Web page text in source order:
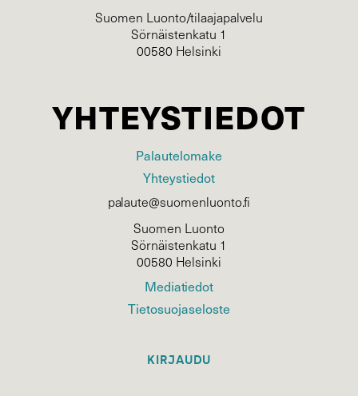
Suomen Luonto/tilaajapalvelu
Sörnäistenkatu 1
00580 Helsinki
YHTEYSTIEDOT
Palautelomake
Yhteystiedot
palaute@suomenluonto.fi
Suomen Luonto
Sörnäistenkatu 1
00580 Helsinki
Mediatiedot
Tietosuojaseloste
KIRJAUDU